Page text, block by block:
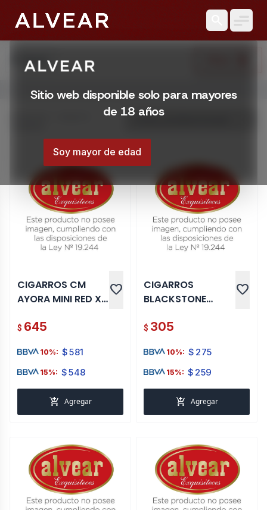
Sitio web disponible solo para mayores
de 18 años
Soy mayor de edad
Buscar
Tabaco en Montevideo | Licorería Alvear
Encontrá Tabaco en Montevideo, Uruguay. Variedad,
/tienda/tabaco
CIGARROS CM
AYORA MINI RED X
favorite
$ 645
10%: $581
15%: $548
add_shopping_cart Agregar
CIGARROS
BLACKSTONE
favorite
$ 305
10%: $ 275
15%: $ 259
add_shopping_cart Agregar